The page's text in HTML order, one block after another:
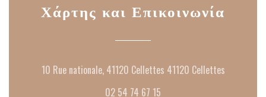
Χάρτης και Επικοινωνία
10 Rue nationale, 41120 Cellettes 41120 Cellettes((ανοίγει
02 54 74 67 15